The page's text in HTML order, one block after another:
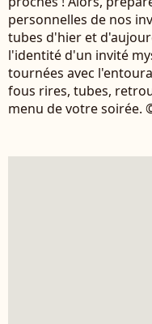
personnelles de nos
tubes d'hier et
l'identité d'un invité
tournées avec
fous rires, tubes,
menu de votre soirée.